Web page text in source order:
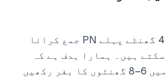
آپ کو طیارے کے پہلے امریکی ہوائی اڈے پر پہنچنے سے کم از کم 4 گھنٹے پہلے PN جمع کرانا
15 دن پہلے تک فائل کر سکتے ہیں۔ ہمارا ہدف ہے کہ
فلائٹ کی تصدیق ہوتے ہی فوراً فائل کریں اور ہمیشہ آمد کے وقت میں 6–8 گھنٹوں کا بفر رکھیں